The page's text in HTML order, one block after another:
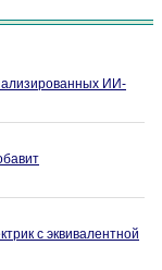
ИИ-
с эквивалентной